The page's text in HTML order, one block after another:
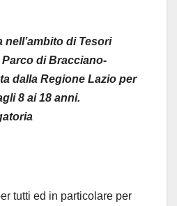
di Tesori
di Bracciano-
dalla Regione Lazio per
8 ai 18 anni.
tutti ed in particolare per